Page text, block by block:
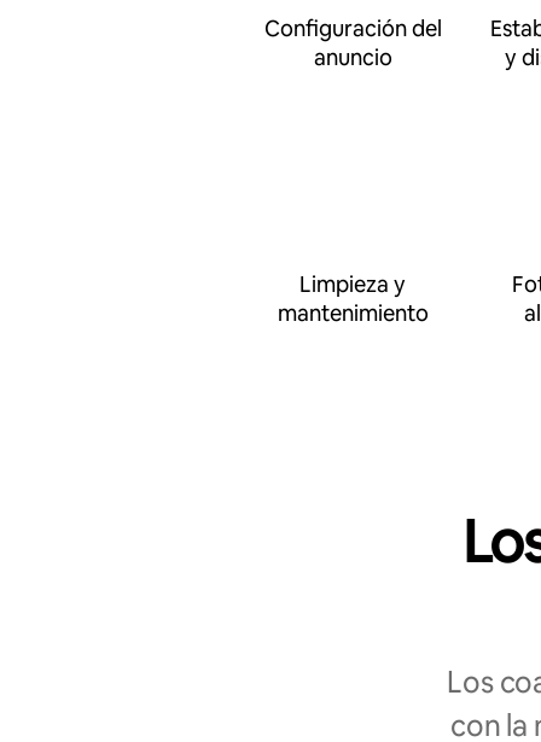
Configuración del
anuncio
y
Limpieza y
mantenimiento
Los
con la